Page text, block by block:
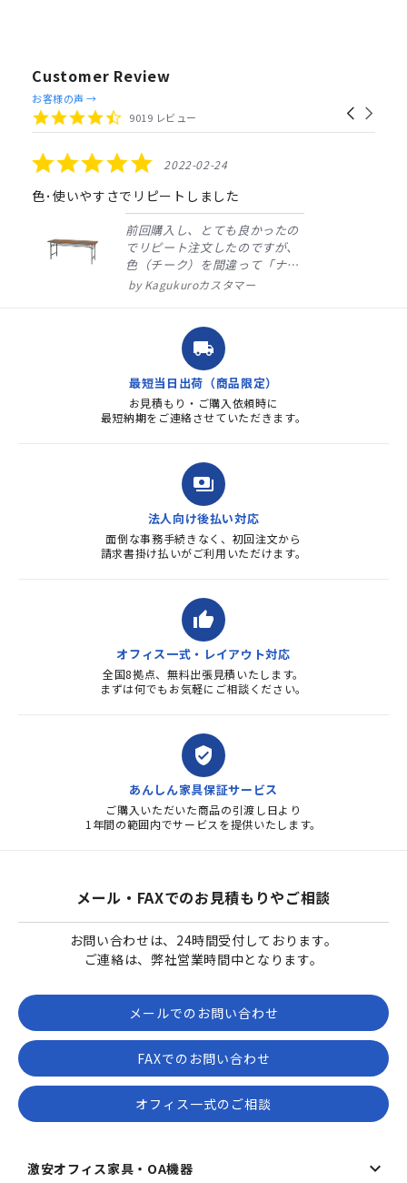
Customer Review
Reviews
carousel
Carousel
4.4
star
9019 レビュー
お客様の声 →
5.0
star
rating
2022-02-24
色･使いやすさでリピートしました
前回購入し、とても良かったの
でリピート注文したのですが、
色（チーク）を間違って「ナチ
ュラル」としてしまいました。
ました。商品到着も早く、品
質・使いやすさで満足していま
す。また、リピートするときは
よろしくお...
Kagukuroカスタマー
local_shipping
最短当日出荷（商品限定）
お見積もり・ご購入依頼時に
最短納期をご連絡させていただきます。
payments
法人向け後払い対応
面倒な事務手続きなく、初回注文から
請求書掛け払いがご利用いただけます。
thumb_up
オフィス一式・レイアウト対応
全国8拠点、無料出張見積いたします。
まずは何でもお気軽にご相談ください。
verified_user
あんしん家具保証サービス
ご購入いただいた商品の引渡し日より
1年間の範囲内でサービスを提供いたします。
メール・FAXでのお見積もりやご相談
お問い合わせは、24時間受付しております。
ご連絡は、弊社営業時間中となります。
メールでのお問い合わせ
FAXでのお問い合わせ
オフィス一式のご相談
激安オフィス家具・OA機器